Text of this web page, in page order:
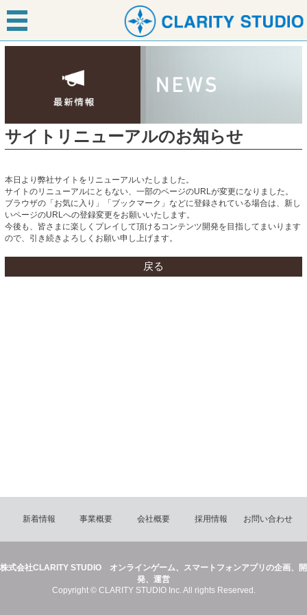
サイトリニューアルのお知らせ
本日より弊社サイトをリニューアルいたしました。
サイトのリニューアルにともない、一部のページのURLが変更になりました。
ブラウザの「お気に入り」「ブックマーク」などに登録されている場合は、新し
いページのURLへの登録変更をお願いいたします。
今後も、皆さまに楽しくプレイして頂けるコンテンツ開発を目指してまいります
ので、引き続きよろしくお願い申し上げます。
戻る
新着情報 事業概要 会社概要 採用情報 お問い合わせ
株式会社CLARITY STUDIO オンラインゲーム、スマートフォンアプリの企画、開
発、運営
Copyright © CLARITY STUDIO Inc. All rights Reserved.